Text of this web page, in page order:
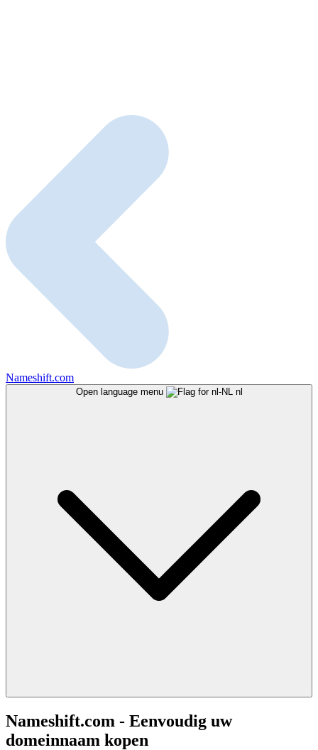
Nameshift.com
Open language menu nl
Nameshift.com - Eenvoudig uw
domeinnaam kopen